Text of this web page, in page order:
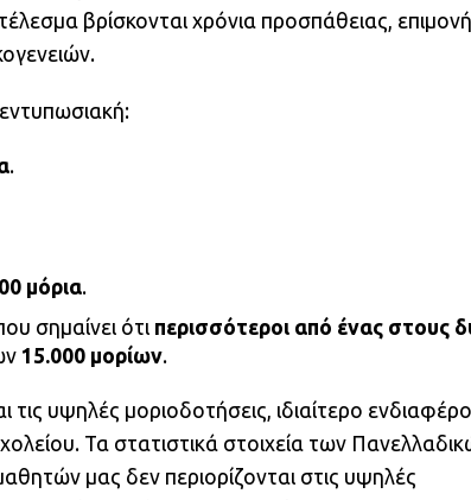
βρίσκονται χρόνια προσπάθειας,
.
μόρια.
σημαίνει ότι περισσότεροι από ένας στους
15.000 μορίων.
τις υψηλές μοριοδοτήσεις, ιδιαίτερο
Τα στατιστικά στοιχεία των
μας δεν περιορίζονται στις υψηλές